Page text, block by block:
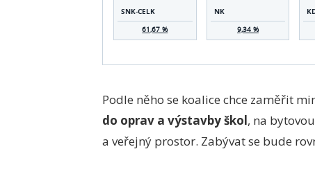
SNK-CELK
61,67 %
NK
9,34 %
Podle něho se koalice chce zaměřit
do oprav a výstavby škol, na
a veřejný prostor. Zabývat se bude